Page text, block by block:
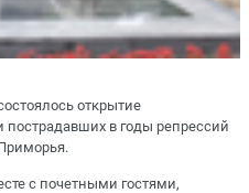
открытие
в годы репрессий
с почетными гостями,